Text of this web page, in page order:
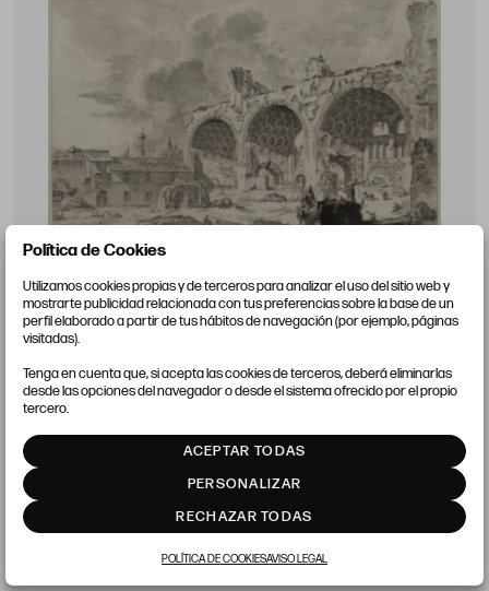
GIOVANNI-BATTISTA PIRANESI
Mozano di Mestre, Italia (1720) / Roma, Italia (1778)
"Vista del Tablinum o salón principal de la Casa
Aurea"
Huella: 41,6 x 55 cm
Precio salida 500 €
vendido
Política de Cookies
Utilizamos cookies propias y de terceros para analizar el uso del sitio web y
mostrarte publicidad relacionada con tus preferencias sobre la base de un
perfil elaborado a partir de tus hábitos de navegación (por ejemplo, páginas
visitadas).
Tenga en cuenta que, si acepta las cookies de terceros, deberá eliminarlas
desde las opciones del navegador o desde el sistema ofrecido por el propio
tercero.
ACEPTAR TODAS
PERSONALIZAR
RECHAZAR TODAS
POLÍTICA DE COOKIESAVISO LEGAL